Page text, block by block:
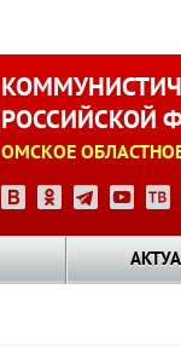
РОССИЙСКОЙ
ОМСКОЕ